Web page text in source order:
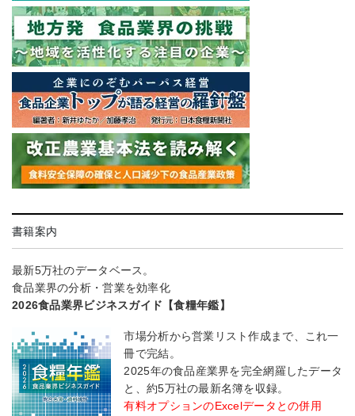
書籍案内
最新5万社のデータベース。
食品業界の分析・営業を効率化
2026食品業界ビジネスガイド【食糧年鑑】
市場分析から営業リスト作成まで、これ一
冊で完結。
2025年の食品産業界を完全網羅したデータ
と、約5万社の最新名簿を収録。
有料オプションのExcelデータとの併用